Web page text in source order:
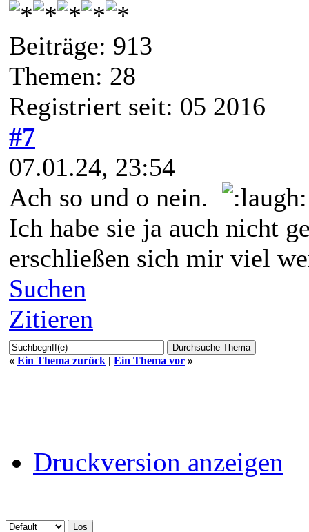
Beiträge: 913
Themen: 28
Registriert seit: 05 2016
#7
07.01.24, 23:54
Ach so und o nein.
Ich habe sie ja auch nicht
erschließen sich mir viel
Suchen
Zitieren
« Ein Thema zurück | Ein Thema vor »
Druckversion anzeigen